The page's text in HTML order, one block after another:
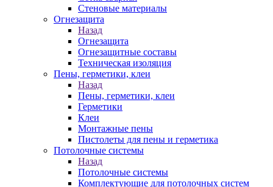
Стеновые материалы
Огнезащита
Назад
Огнезащита
Огнезащитные составы
Техническая изоляция
Пены, герметики, клеи
Назад
Пены, герметики, клеи
Герметики
Клеи
Монтажные пены
Пистолеты для пены и герметика
Потолочные системы
Назад
Потолочные системы
Комплектующие для потолочных систем